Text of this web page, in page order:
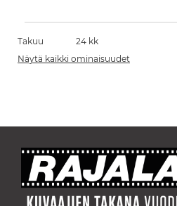
Takuu
24 kk
Näytä kaikki ominaisuudet